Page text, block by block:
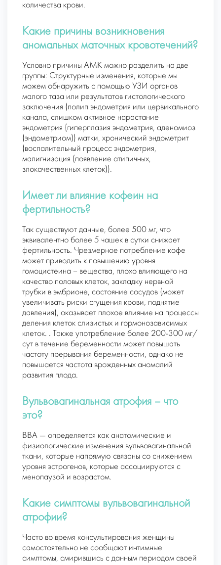
количества крови.
Какие причины возникновения
аномальных маточных кровотечений?
Условно причины АМК можно разделить на две
группы: Структурные изменения, которые мы
можем обнаружить с помощью УЗИ органов
малого таза или результатов гистологического
заключения (полип эндометрия или цервикального
канала, слишком активное нарастание
эндометрия (гиперплазия эндометрия, аденомиоз
(эндометриом)) матки, хронический эндометрит
(воспалительный процесс эндометрия,
малигнизация (появление атипичных,
злокачественных клеток)).
Имеет ли влияние кофеин на
фертильность?
Так существуют данные, более 500 мг, что
эквивалентно более 5 чашек в сутки снижает
фертильность. Чрезмерное потребление кофе
может приводить к повышению уровня
гомоцистеина – вещества, плохо влияющего на
качество половых клеток, закладку нервной
трубки в эмбрионе, состояние сосудов (может
увеличивать риски сгущения крови, поднятие
давления), оказывает плохое влияние на процессы
деления клеток слизистых и гормонозависимых
клеток. . Также употребление более 200-300 мг/
сут в течение беременности может повышать
частоту прерывания беременности, однако не
повышается частота врожденных аномалий
развития плода.
Вульвовагинальная атрофия – что
это?
ВВА — определяется как анатомические и
физиологические изменения вульвовагинальной
ткани, которые напрямую связаны со снижением
уровня эстрогенов, которые ассоциируются с
менопаузой и возрастом.
Какие симптомы вульвовагинальной
атрофии?
Часто во время консультирования женщины
самостоятельно не сообщают интимные
симптомы, смирившись с данным периодом своей